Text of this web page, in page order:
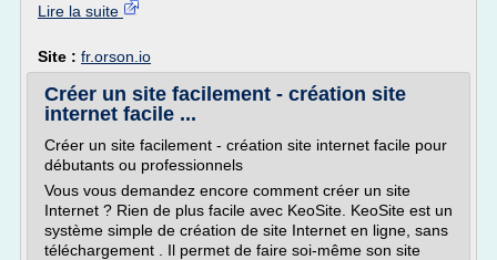
Lire la suite
Site : fr.orson.io
Créer un site facilement - création site
internet facile ...
Créer un site facilement - création site internet facile pour
débutants ou professionnels
Vous vous demandez encore comment créer un site
Internet ? Rien de plus facile avec KeoSite. KeoSite est un
système simple de création de site Internet en ligne, sans
téléchargement . Il permet de faire soi-même son site